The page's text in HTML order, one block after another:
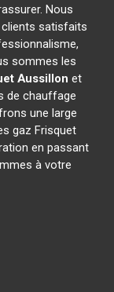
Nous
satisfaits
sommes les
Aussillon et
de chauffage
une large
gaz Frisquet
en passant
à votre